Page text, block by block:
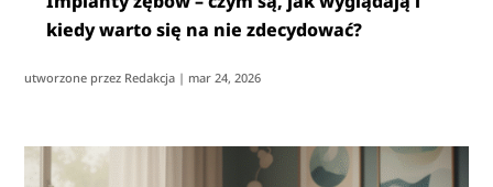
kiedy warto się na nie zdecydować?
utworzone przez Redakcja | mar 24, 2026